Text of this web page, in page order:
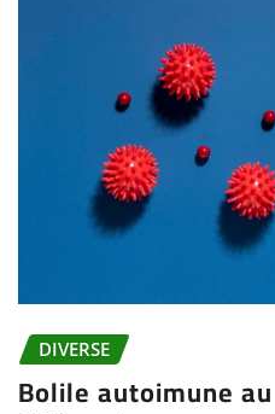
DIVERSE
Bolile autoimune